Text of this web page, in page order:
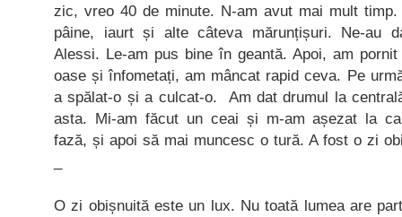
zic, vreo 40 de minute. N-am avut mai mult
pâine, iaurt și alte câteva mărunțișuri. Ne-au
Alessi. Le-am pus bine în geantă. Apoi, am
oase și înfometați, am mâncat rapid ceva. Pe
a spălat-o și a culcat-o. Am dat drumul la
asta. Mi-am făcut un ceai și m-am așezat la
fază, și apoi să mai muncesc o tură. A fost o zi
O zi obișnuită este un lux. Nu toată lumea are